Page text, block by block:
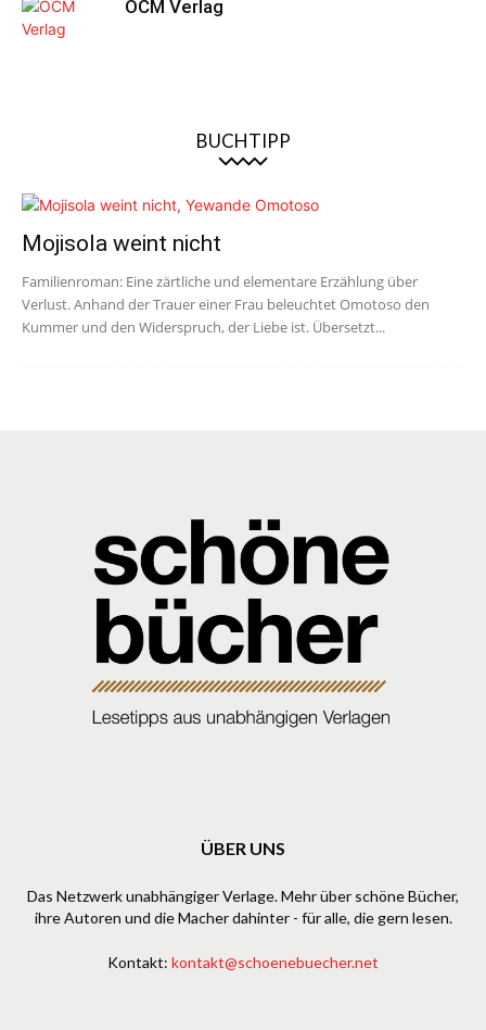
OCM Verlag
BUCHTIPP
Mojisola weint nicht
Familienroman: Eine zärtliche und elementare Erzählung über
Verlust. Anhand der Trauer einer Frau beleuchtet Omotoso den
Kummer und den Widerspruch, der Liebe ist. Übersetzt...
ÜBER UNS
Das Netzwerk unabhängiger Verlage. Mehr über schöne Bücher,
ihre Autoren und die Macher dahinter - für alle, die gern lesen.
Kontakt: kontakt@schoenebuecher.net